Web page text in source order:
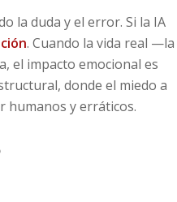
la duda y el error. Si la IA
. Cuando la vida real —la
el impacto emocional es
donde el miedo a
humanos y erráticos.